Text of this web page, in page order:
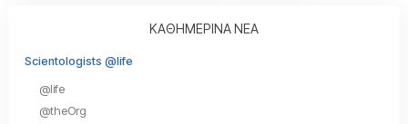
ΚΑΘΗΜΕΡΙΝΑ ΝΕΑ
Scientologists @life
@life
@theOrg